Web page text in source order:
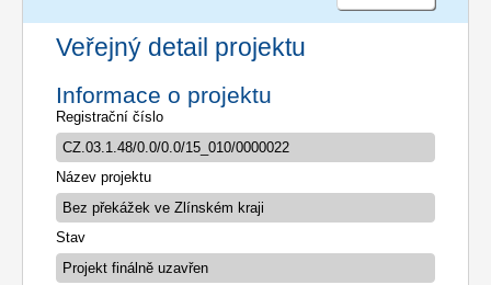
Veřejný detail projektu
Informace o projektu
Registrační číslo
Název projektu
Stav